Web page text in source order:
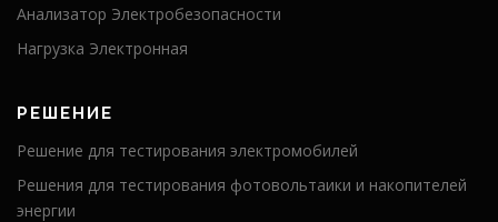
Анализатор Электробезопасности
Нагрузка Электронная
РЕШЕНИЕ
Решение для тестирования электромобилей
Решения для тестирования фотовольтаики и накопителей
энергии